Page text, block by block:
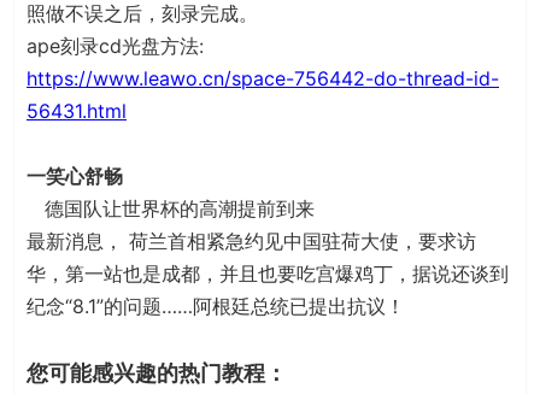
照做不误之后，刻录完成。
ape刻录cd光盘方法:
https://www.leawo.cn/space-756442-do-thread-id-
56431.html
一笑心舒畅
德国队让世界杯的高潮提前到来
最新消息， 荷兰首相紧急约见中国驻荷大使，要求访
华，第一站也是成都，并且也要吃宫爆鸡丁，据说还谈到
纪念“8.1”的问题……阿根廷总统已提出抗议！
您可能感兴趣的热门教程：